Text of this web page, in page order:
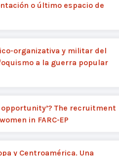
o último espacio de
organizativa y militar del
a la guerra popular
opportunity’? The recruitment
in FARC-EP
y Centroamérica. Una